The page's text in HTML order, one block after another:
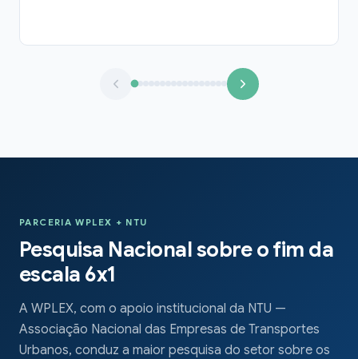
PARCERIA WPLEX + NTU
Pesquisa Nacional sobre o fim da
escala 6x1
A WPLEX, com o apoio institucional da NTU —
Associação Nacional das Empresas de Transportes
Urbanos, conduz a maior pesquisa do setor sobre os